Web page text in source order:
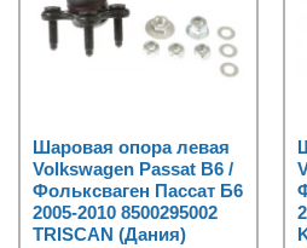
Шаровая опора левая
Volkswagen Passat B6 /
Фольксваген Пассат Б6
2005-2010 8500295002
TRISCAN (Дания)